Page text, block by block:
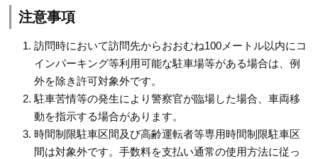
注意事項
訪問時において訪問先からおおむね100メートル以内にコ
インパーキング等利用可能な駐車場等がある場合は、例
外を除き許可対象外です。
駐車苦情等の発生により警察官が臨場した場合、車両移
動を指示する場合があります。
時間制限駐車区間及び高齢運転者等専用時間制限駐車区
間は対象外です。手数料を支払い通常の使用方法に従っ